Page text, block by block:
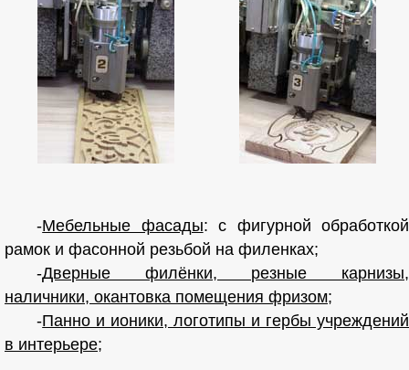
-Мебельные фасады: с фигурной обработкой
рамок и фасонной резьбой на филенках;
-Дверные филёнки, резные карнизы,
наличники, окантовка помещения фризом;
-Панно и ионики, логотипы и гербы учреждений
в интерьере;